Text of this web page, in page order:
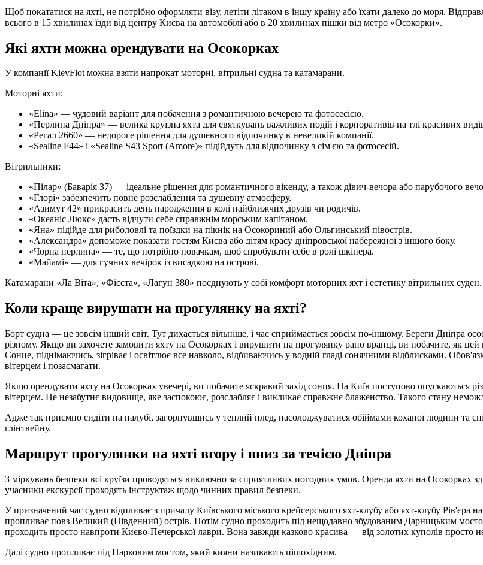
Щоб покататися на яхті, не потрібно оформляти візу, летіти літаком в іншу країну або їхати далеко до моря.
всього в 15 хвилинах їзди від центру Києва на автомобілі або в 20 хвилинах пішки від метро «Осокорки».
Які яхти можна орендувати на Осокорках
У компанії KievFlot можна взяти напрокат моторні, вітрильні судна та катамарани.
Моторні яхти:
«Elina» — чудовий варіант для побачення з романтичною вечерею та фотосесією.
«Перлина Дніпра» — велика круїзна яхта для святкувань важливих подій і корпоративів на тлі красивих
«Регал 2660» — недороге рішення для душевного відпочинку в невеликій компанії.
«Sealine F44» і «Sealine S43 Sport (Amore)» підійдуть для відпочинку з сім'єю та фотосесій.
Вітрильники:
«Пілар» (Баварія 37) — ідеальне рішення для романтичного вікенду, а також дівич-вечора або парубочого
«Глорі» забезпечить повне розслаблення та душевну атмосферу.
«Азимут 42» прикрасить день народження в колі найближчих друзів чи родичів.
«Океаніс Люкс» дасть відчути себе справжнім морським капітаном.
«Яна» підійде для риболовлі та поїздки на пікнік на Осокориний або Ольгинський півострів.
«Александра» допоможе показати гостям Києва або дітям красу дніпровської набережної з іншого боку.
«Чорна перлина» — те, що потрібно новачкам, щоб спробувати себе в ролі шкіпера.
«Майамі» — для гучних вечірок із висадкою на острові.
Катамарани «Ла Віта», «Фієста», «Лагун 380» поєднують у собі комфорт моторних яхт і естетику вітрильних суден.
Коли краще вирушати на прогулянку на яхті?
Борт судна — це зовсім інший світ. Тут дихається вільніше, і час сприймається зовсім по-іншому. Береги Дніпра
різному. Якщо ви захочете замовити яхту на Осокорках і вирушити на прогулянку рано вранці, ви побачите, як
Сонце, піднімаючись, зігріває і освітлює все навколо, відбиваючись у водній гладі сонячними відблисками.
вітерцем і позасмагати.
Якщо орендувати яхту на Осокорках увечері, ви побачите яскравий захід сонця. На Київ поступово опускаються
вітерцем. Це незабутнє видовище, яке заспокоює, розслабляє і викликає справжнє блаженство. Такого стану
Адже так приємно сидіти на палубі, загорнувшись у теплий плед, насолоджуватися обіймами коханої людини та
глінтвейну.
Маршрут прогулянки на яхті вгору і вниз за течією Дніпра
З міркувань безпеки всі круїзи проводяться виключно за сприятливих погодних умов. Оренда яхти на Осокорках
учасники екскурсії проходять інструктаж щодо чинних правил безпеки.
У призначений час судно відпливає з причалу Київського міського крейсерського яхт-клубу або яхт-клубу
пропливає повз Великий (Південний) острів. Потім судно проходить під нещодавно збудованим Дарницьким
проходить просто навпроти Києво-Печерської лаври. Вона завжди казково красива — від золотих куполів просто
Далі судно пропливає під Парковим мостом, який кияни називають пішохідним.